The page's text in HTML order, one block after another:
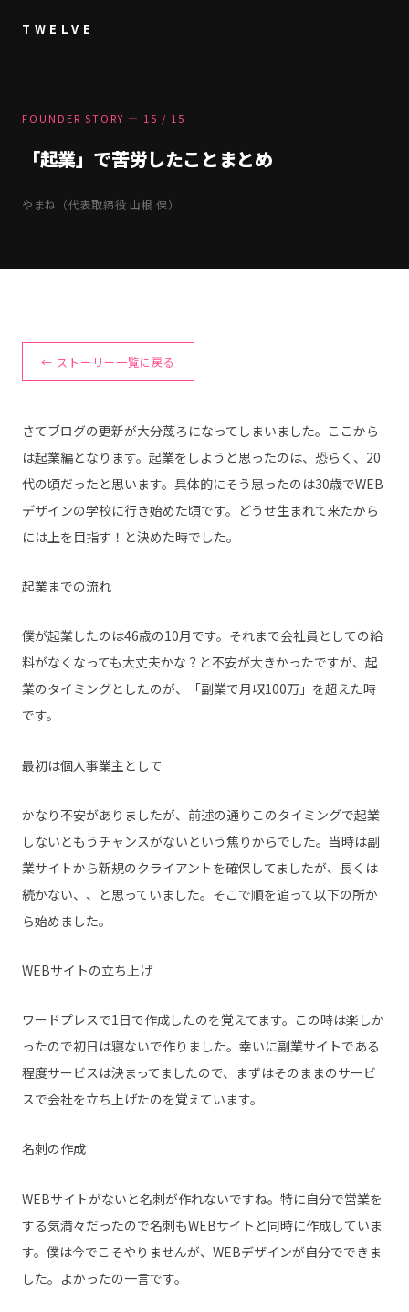
TWELVE
FOUNDER STORY — 15 / 15
「起業」で苦労したことまとめ
やまね（代表取締役 山根 保）
← ストーリー一覧に戻る
さてブログの更新が大分蔑ろになってしまいました。ここから
は起業編となります。起業をしようと思ったのは、恐らく、20
代の頃だったと思います。具体的にそう思ったのは30歳でWEB
デザインの学校に行き始めた頃です。どうせ生まれて来たから
には上を目指す！と決めた時でした。
起業までの流れ
僕が起業したのは46歳の10月です。それまで会社員としての給
料がなくなっても大丈夫かな？と不安が大きかったですが、起
業のタイミングとしたのが、「副業で月収100万」を超えた時
です。
最初は個人事業主として
かなり不安がありましたが、前述の通りこのタイミングで起業
しないともうチャンスがないという焦りからでした。当時は副
業サイトから新規のクライアントを確保してましたが、長くは
続かない、、と思っていました。そこで順を追って以下の所か
ら始めました。
WEBサイトの立ち上げ
ワードプレスで1日で作成したのを覚えてます。この時は楽しか
ったので初日は寝ないで作りました。幸いに副業サイトである
程度サービスは決まってましたので、まずはそのままのサービ
スで会社を立ち上げたのを覚えています。
名刺の作成
WEBサイトがないと名刺が作れないですね。特に自分で営業を
する気満々だったので名刺もWEBサイトと同時に作成していま
す。僕は今でこそやりませんが、WEBデザインが自分でできま
した。よかったの一言です。